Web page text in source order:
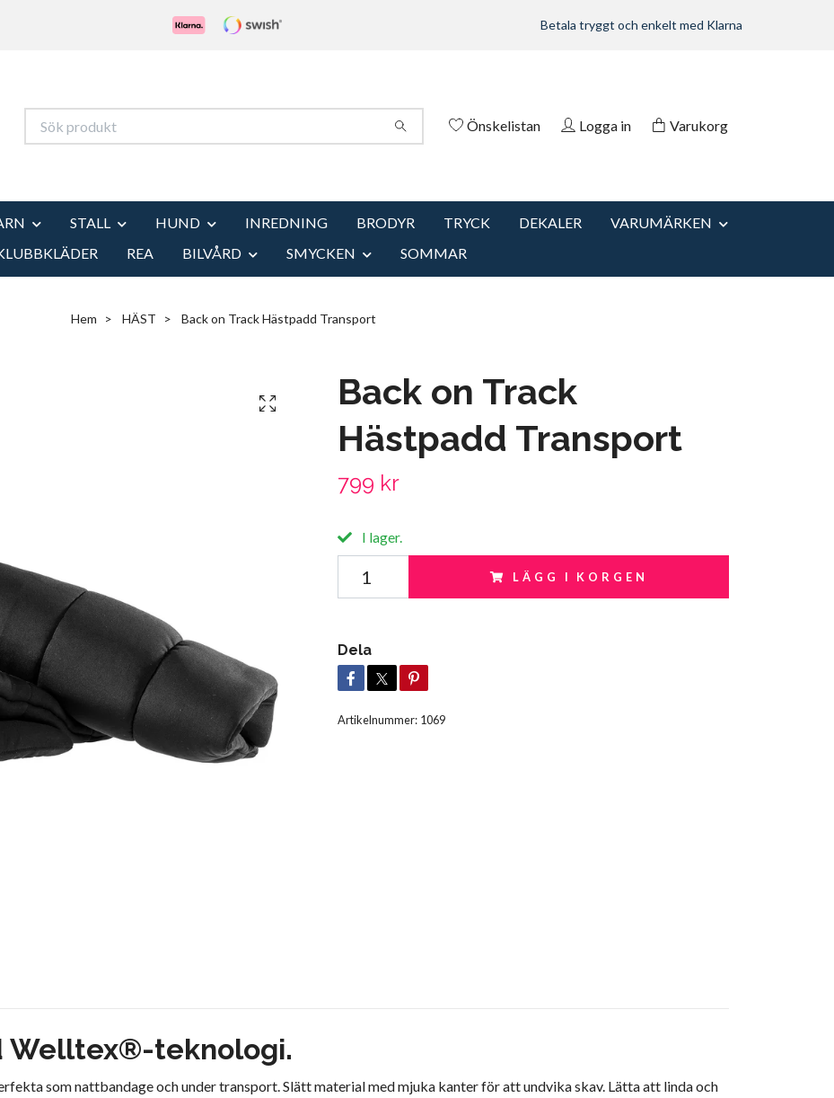
Betala tryggt och enkelt med Klarna
Önskelistan Logga in Varukorg
STALL HUND INREDNING BRODYR TRYCK DEKALER
VARUMÄRKEN
REA BILVÅRD SMYCKEN SOMMAR
Hem HÄST Back on Track Hästpadd Transport
Back on Track
Hästpadd Transport
799 kr
I lager.
LÄGG I KORGEN
Dela
Artikelnummer: 1069
Welltex®-teknologi.
som nattbandage och under transport. Slätt material med mjuka kanter för att undvika skav. Lätta att linda och